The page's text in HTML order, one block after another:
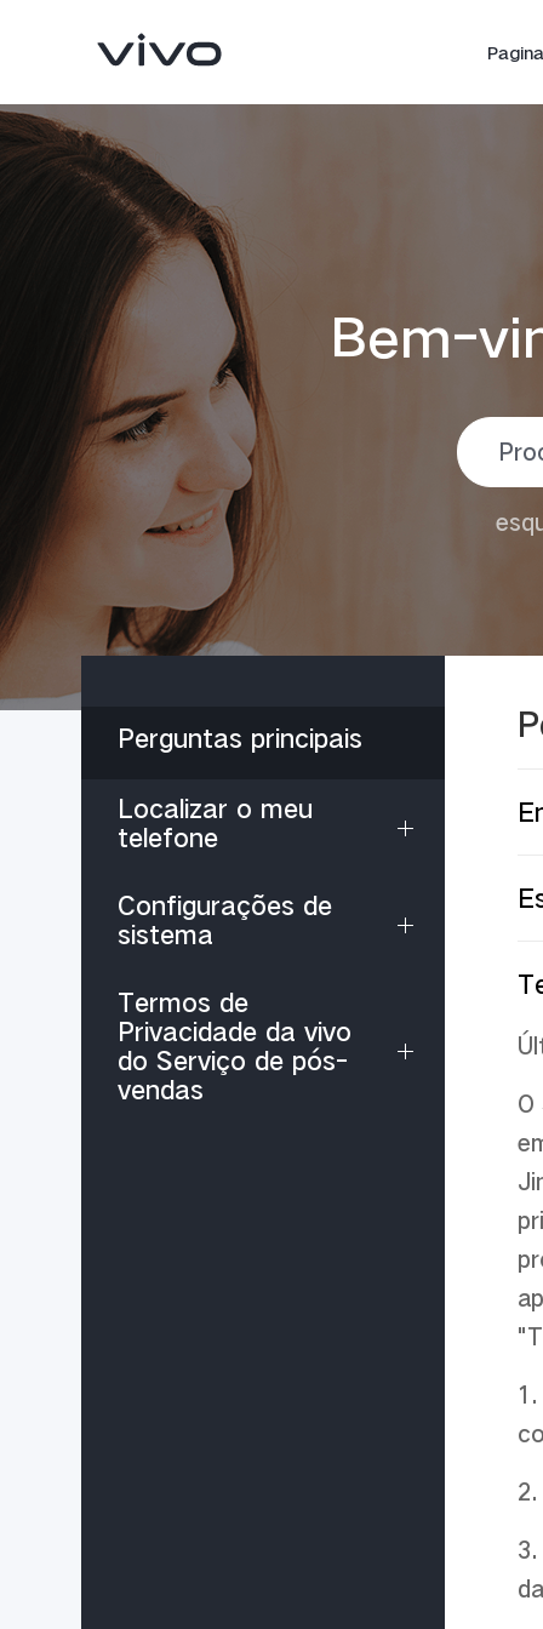
V25 5G novo
Bem-
Perguntas principais
Localizar o meu
telefone
Configurações de
sistema
Termos de
Privacidade da vivo
do Serviço de pós-
vendas
O
1.
2.
3.